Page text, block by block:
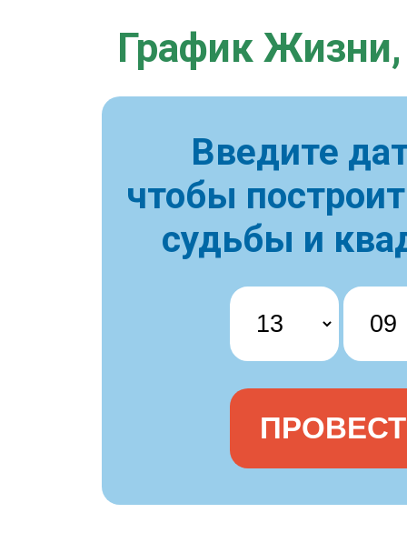
График Жизни,
Введите
чтобы
судьбы и